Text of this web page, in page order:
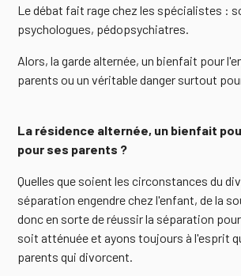
Le débat fait rage chez les spécialistes :
psychologues, pédopsychiatres.
Alors, la garde alternée, un bienfait pour
parents ou un véritable danger surtout
La résidence alternée, un bienfait
pour ses parents ?
Quelles que soient les circonstances du
séparation engendre chez l'enfant, de la
donc en sorte de réussir la séparation
soit atténuée et ayons toujours à l'esprit
parents qui divorcent.